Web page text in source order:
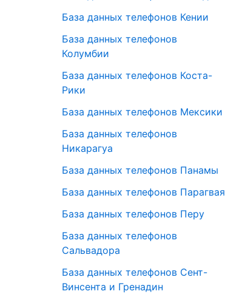
База данных телефонов Кении
База данных телефонов
Колумбии
База данных телефонов Коста-
Рики
База данных телефонов Мексики
База данных телефонов
Никарагуа
База данных телефонов Панамы
База данных телефонов Парагвая
База данных телефонов Перу
База данных телефонов
Сальвадора
База данных телефонов Сент-
Винсента и Гренадин